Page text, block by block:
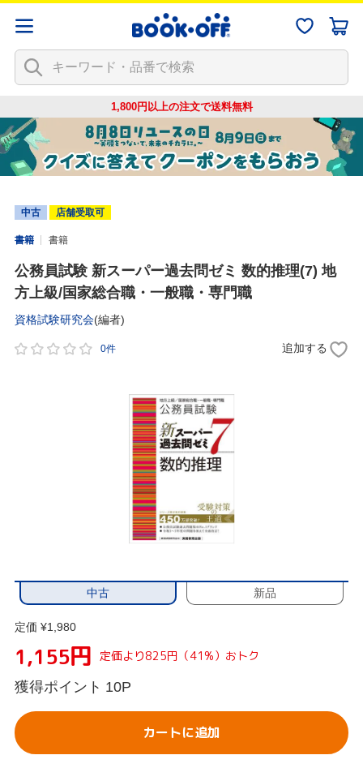
1,800円以上の注文で送料無料
中古 店舗受取可
書籍 書籍
公務員試験 新スーパー過去問ゼミ 数的推理(7) 地
方上級/国家総合職・一般職・専門職
資格試験研究会(編者)
0件 追加する
中古 新品
定価 ¥1,980
1,155円 定価より825円（41%）おトク
獲得ポイント 10P
カートに追加